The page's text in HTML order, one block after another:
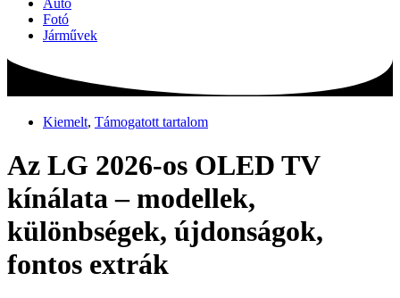
Fotó
Járművek
Kiemelt, Támogatott tartalom
Az LG 2026-os OLED TV
kínálata – modellek,
különbségek, újdonságok,
fontos extrák